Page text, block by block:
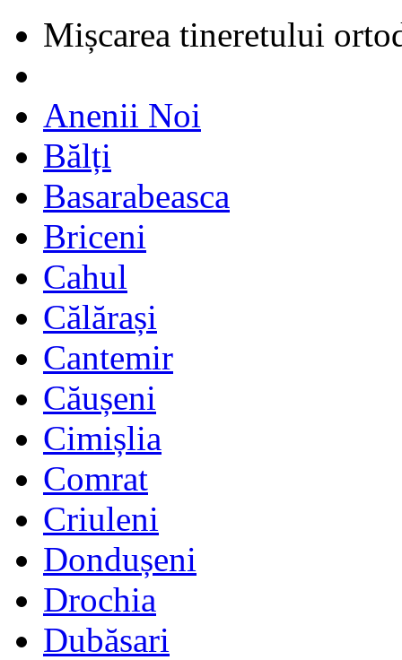
Mișcarea tineretului
Anenii Noi
Bălți
Basarabeasca
Briceni
Cahul
Călărași
Cantemir
Căușeni
Cimișlia
Comrat
Criuleni
Dondușeni
Drochia
Dubăsari